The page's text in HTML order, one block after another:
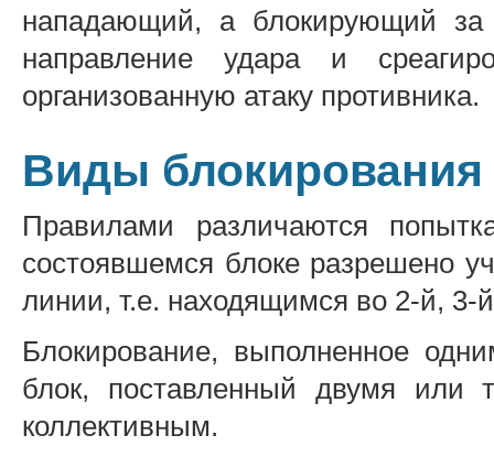
нападающий, а блокирующий за
направление удара и
организованную атаку противника.
Виды блокирования
Правилами различаются
состоявшемся блоке разрешено
линии, т.е. находящимся во 2-й, 3-
Блокирование, выполненное
блок, поставленный двумя или
коллективным.